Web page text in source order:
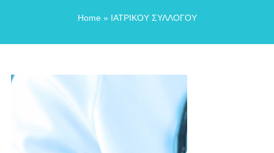
Home» ΙΑΤΡΙΚΟΥ ΣΥΛΛΟΓΟΥ